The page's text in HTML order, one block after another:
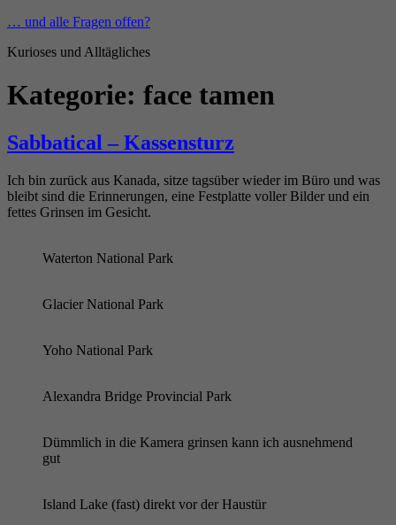
Zum
springen
… und alle Fragen offen?
Kurioses und Alltägliches
Kategorie: face tamen
Sabbatical – Kassensturz
Ich bin zurück aus Kanada, sitze tagsüber wieder im Büro und was
bleibt sind die Erinnerungen, eine Festplatte voller Bilder und ein
fettes Grinsen im Gesicht.
Waterton National Park
Glacier National Park
Yoho National Park
Alexandra Bridge Provincial Park
Dümmlich in die Kamera grinsen kann ich ausnehmend
gut
Island Lake (fast) direkt vor der Haustür